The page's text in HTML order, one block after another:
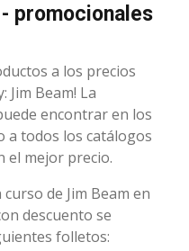
promocionales
a los precios
Jim Beam! La
encontrar en los
a todos los catálogos
el mejor precio.
de Jim Beam en
descuento se
folletos: